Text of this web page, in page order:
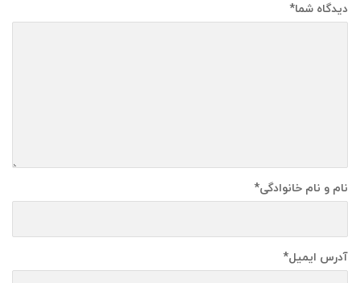
دیدگاه شما*
نام و نام خانوادگی*
آدرس ایمیل*